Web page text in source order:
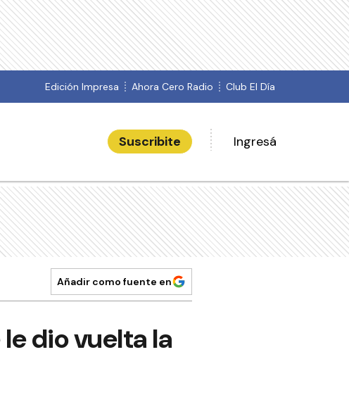
Edición Impresa Ahora Cero Radio Club El Día
Suscribite Ingresá
Añadir como fuente en
dio vuelta la